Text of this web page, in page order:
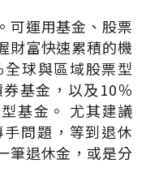
可運用基金、股票
財富快速累積的機
球與區域股票型
基金，以及10％
基金。 尤其建議
問題，等到退休
筆退休金，或是分